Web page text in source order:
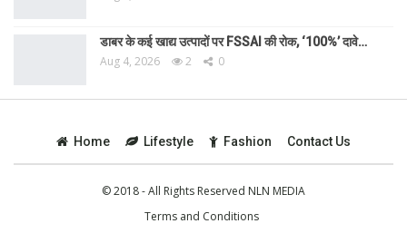
डाबर के कई खाद्य उत्पादों पर FSSAI की रोक, ‘100%’ दावे…
Aug 4, 2026 2 0
Home Lifestyle Fashion Contact Us
© 2018 - All Rights Reserved NLN MEDIA
Terms and Conditions